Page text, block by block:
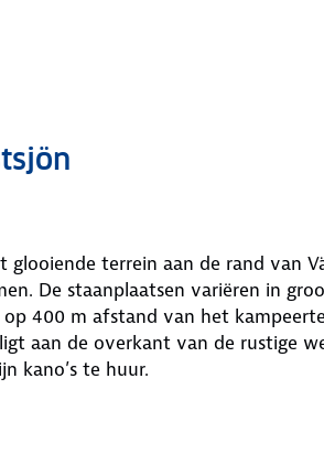
terrein aan de rand van
De staanplaatsen variëren in
400 m afstand van het
aan de overkant van de rustige
kano’s te huur.